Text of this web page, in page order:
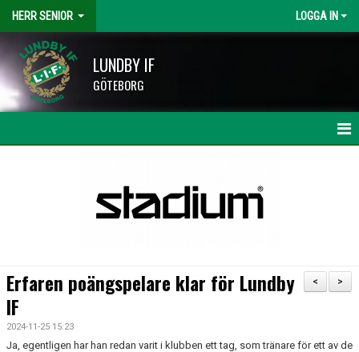
HERR SENIOR LOGGA IN
LUNDBY IF
GÖTEBORG
TRUPPEN
BILDGALLERI
>
<
Erfaren poängspelare klar för Lundby
IF
2024-11-25 15:23
Ja, egentligen har han redan varit i klubben ett tag, som tränare för ett av de